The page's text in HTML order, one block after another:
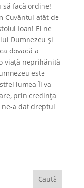
facă ordine!
Cuvântul atât de
Ioan! El ne
Dumnezeu și
dovadă a
viaţă neprihănită
este
lumea Îl va
prin credinţa
ne-a dat dreptul